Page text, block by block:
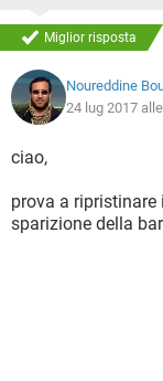
Miglior risposta
Noureddine
24 lug 2017
ciao,
prova a
sparizione della